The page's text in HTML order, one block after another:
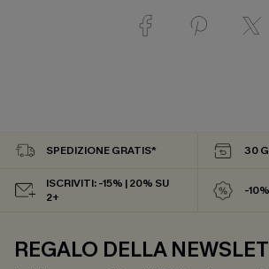
SPEDIZIONE GRATIS* 30
ISCRIVITI: -15% | 20% SU
2+
-
REGALO DELLA